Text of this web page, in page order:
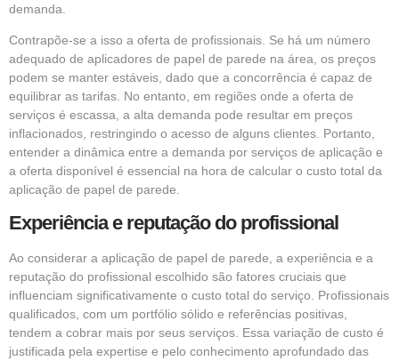
demanda.
Contrapõe-se a isso a oferta de profissionais. Se há um número
adequado de aplicadores de papel de parede na área, os preços
podem se manter estáveis, dado que a concorrência é capaz de
equilibrar as tarifas. No entanto, em regiões onde a oferta de
serviços é escassa, a alta demanda pode resultar em preços
inflacionados, restringindo o acesso de alguns clientes. Portanto,
entender a dinâmica entre a demanda por serviços de aplicação e
a oferta disponível é essencial na hora de calcular o custo total da
aplicação de papel de parede.
Experiência e reputação do profissional
Ao considerar a aplicação de papel de parede, a experiência e a
reputação do profissional escolhido são fatores cruciais que
influenciam significativamente o custo total do serviço. Profissionais
qualificados, com um portfólio sólido e referências positivas,
tendem a cobrar mais por seus serviços. Essa variação de custo é
justificada pela expertise e pelo conhecimento aprofundado das